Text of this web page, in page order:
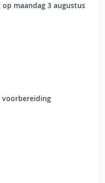
maandag 3 augustus
voorbereiding